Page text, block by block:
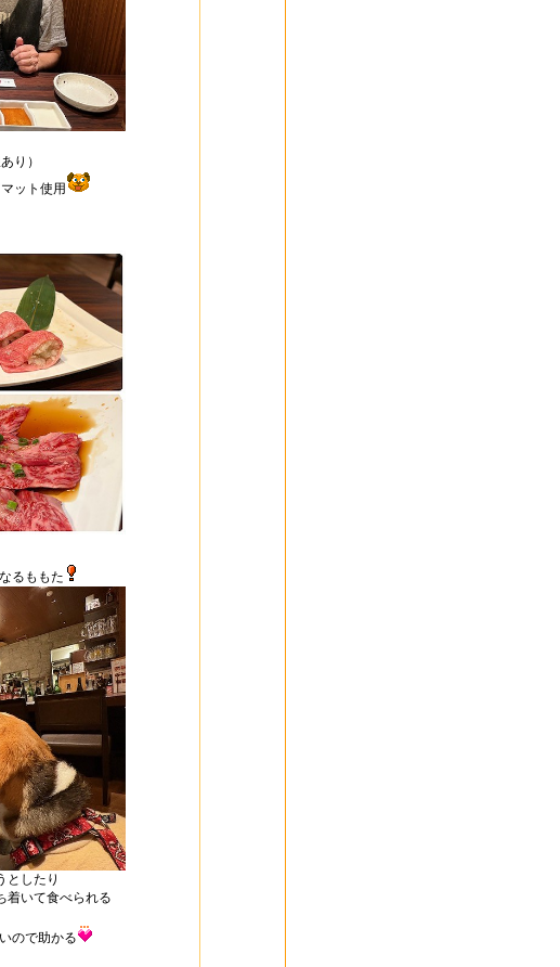
り）
ット使用
るももた
としたり
着いて食べられる
ので助かる